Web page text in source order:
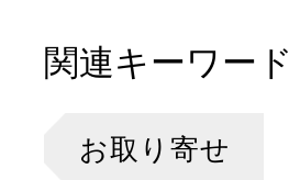
関連キーワード
お取り寄せ